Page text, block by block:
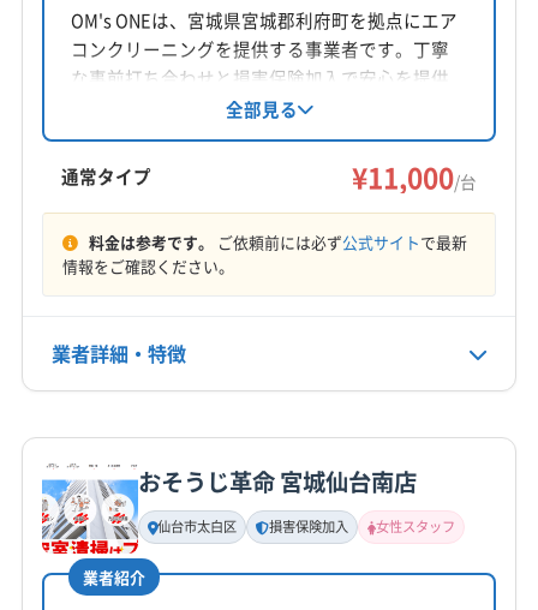
宮城県仙台市青葉区
対応地域
仙台市宮城野区
仙台市青葉区
仙台市泉区
仙台市太白区 塩竈市 角田市
岩沼市
気仙沼市
栗原市 大崎市
登米市
遠田郡美里町
遠田郡涌谷町
牡鹿郡女川町
加美郡加美町
加美郡色麻町
亘理郡山元町
亘理郡亘理町
もっと見る
営業時間
定休日
年中無休
電話番号
非公開
公式HP
公式サイトを見る
OM's ONEは、宮城県宮城郡利府町を拠点にエア
コンクリーニングを提供する事業者です。丁寧
な事前打ち合わせと損害保険加入で安心を提供
し、複数台割引も用意されています。土日祝日
も対応可能で、女性スタッフが在籍しているた
め、一人暮らしの女性も安心して依頼できる点
が特徴です。年末年始を除き年中無休で営業し
ています。
全部見る
通常タイプ ¥11,000/台
料金は参考です。 ご依頼前には必ず公式サイトで最新
情報をご確認ください。
業者詳細・特徴
基本情報
代表者名
佐藤大輔
所在地
おそうじ革命 宮城仙台南店
仙台市太白区 損害保険加入 女性スタッフ
業者紹介